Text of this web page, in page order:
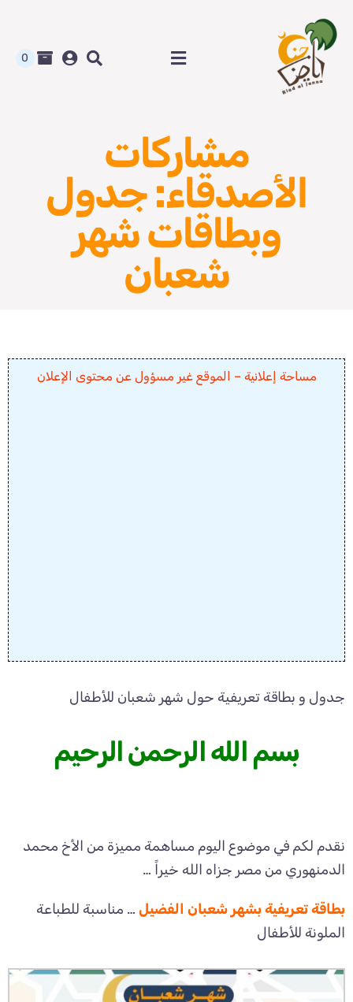
content
Toggle
متجر رياض الجنة
المدونة و أوراق العمل
من نحن
اتصل بنا
0
مشاركات
الأصدقاء: جدول
وبطاقات شهر
شعبان
مساحة إعلانية – الموقع غير مسؤول عن محتوى الإعلان
جدول و بطاقة تعريفية حول شهر شعبان للأطفال
بسم الله الرحمن الرحيم
نقدم لكم في موضوع اليوم مساهمة مميزة من الأخ محمد
الدمنهوري من مصر جزاه الله خيراً …
بطاقة تعريفية بشهر شعبان الفضيل … مناسبة للطباعة
الملونة للأطفال